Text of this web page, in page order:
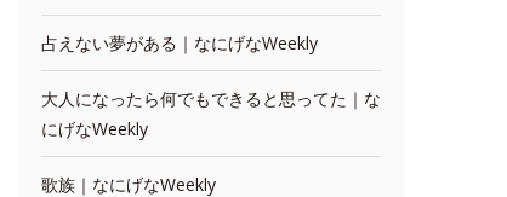
占えない夢がある｜なにげなWeekly
大人になったら何でもできると思ってた｜な
にげなWeekly
歌族｜なにげなWeekly